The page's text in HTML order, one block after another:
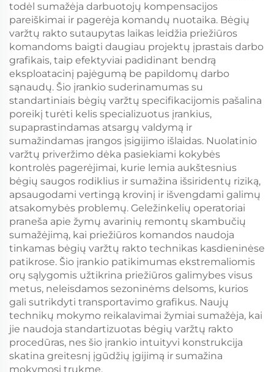
todėl sumažėja darbuotojų kompensacijos
pareiškimai ir pagerėja komandų nuotaika. Bėgių
varžtų rakto sutaupytas laikas leidžia priežiūros
komandoms baigti daugiau projektų įprastais darbo
grafikais, taip efektyviai padidinant bendrą
eksploatacinį pajėgumą be papildomų darbo
sąnaudų. Šio įrankio suderinamumas su
standartiniais bėgių varžtų specifikacijomis pašalina
poreikį turėti kelis specializuotus įrankius,
supaprastindamas atsargų valdymą ir
sumažindamas įrangos įsigijimo išlaidas. Nuolatinio
varžtų priveržimo dėka pasiekiami kokybės
kontrolės pagerėjimai, kurie lemia aukštesnius
bėgių saugos rodiklius ir sumažina išsiridentų riziką,
apsaugodami vertingą krovinį ir išvengdami galimų
atsakomybės problemų. Geležinkelių operatoriai
praneša apie žymų avarinių remontų skambučių
sumažėjimą, kai priežiūros komandos naudoja
tinkamas bėgių varžtų rakto technikas kasdieninėse
patikrose. Šio įrankio patikimumas ekstremaliomis
orų sąlygomis užtikrina priežiūros galimybes visus
metus, neleisdamos sezoninėms delsoms, kurios
gali sutrikdyti transportavimo grafikus. Naujų
technikų mokymo reikalavimai žymiai sumažėja, kai
jie naudoja standartizuotas bėgių varžtų rakto
procedūras, nes šio įrankio intuityvi konstrukcija
skatina greitesnį įgūdžių įgijimą ir sumažina
mokymosi trukmę.